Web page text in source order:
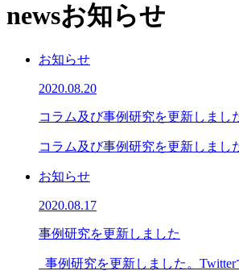
newsお知らせ
お知らせ
2020.08.20
コラム及び事例研究を更新しまし
コラム及び事例研究を更新しまし
お知らせ
2020.08.17
事例研究を更新しました
事例研究を更新しました。Twitter